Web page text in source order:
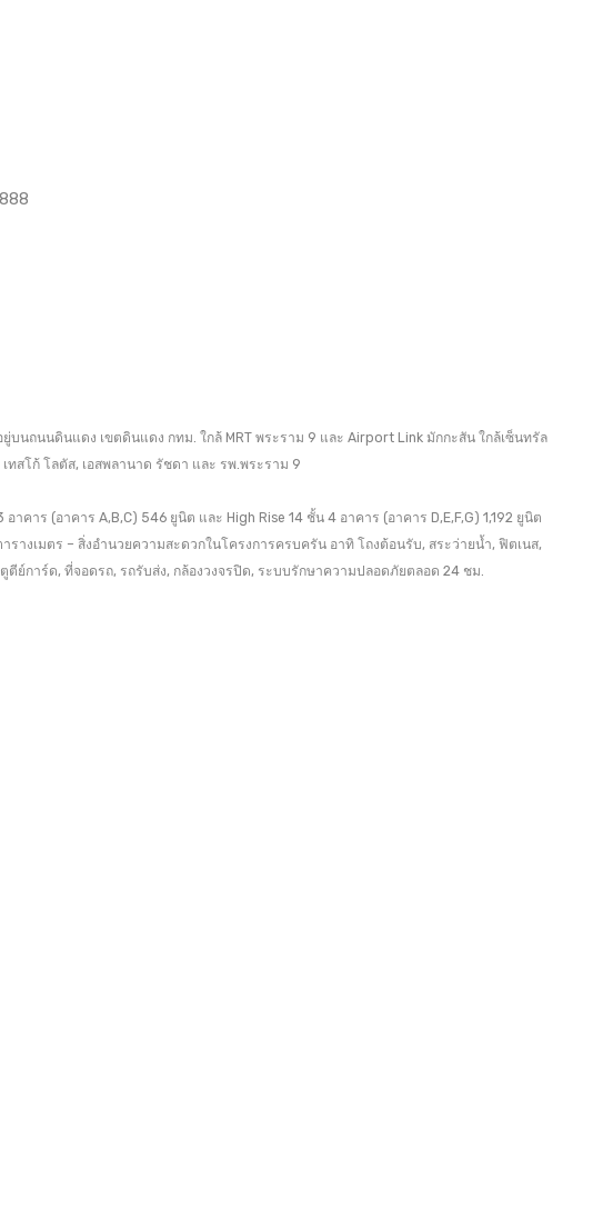
ยู่บนถนนดินแดง เขตดินแดง กทม. ใกล้ MRT พระราม 9 และ Airport Link มักกะสัน ใกล้เซ็นทรัล
ทสโก้ โลตัส, เอสพลานาด รัชดา และ รพ.พระราม 9
าคาร (อาคาร A,B,C) 546 ยูนิต และ High Rise 14 ชั้น 4 อาคาร (อาคาร D,E,F,G) 1,192 ยูนิต
รางเมตร – สิ่งอำนวยความสะดวกในโครงการครบครัน อาทิ โถงต้อนรับ, สระว่ายน้ำ, ฟิตเนส,
ตีย์การ์ด, ที่จอดรถ, รถรับส่ง, กล้องวงจรปิด, ระบบรักษาความปลอดภัยตลอด 24 ชม.